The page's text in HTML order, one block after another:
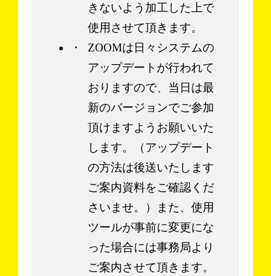
きないよう加工した上で
使用させて頂きます。
ZOOMは日々システムの
アップデートが行われて
おりますので、当日は最
新のバージョンでご参加
頂けますようお願いいた
します。（アップデート
の方法は後送いたします
ご案内資料をご確認くだ
さいませ。）また、使用
ツールが事前に変更にな
った場合には事務局より
ご案内させて頂きます。